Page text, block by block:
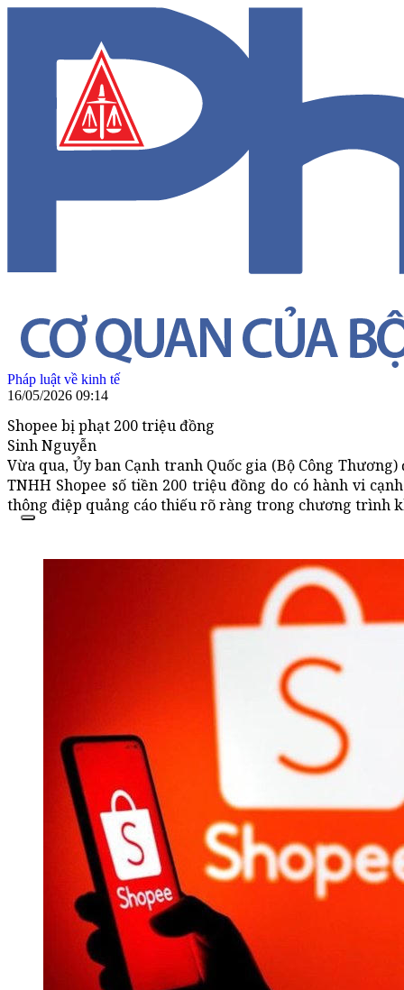
Pháp luật về kinh tế
16/05/2026 09:14
Shopee bị phạt 200 triệu đồng
Sinh Nguyễn
Vừa qua, Ủy ban Cạnh tranh Quốc gia (Bộ Công
TNHH Shopee số tiền 200 triệu đồng do có hành vi
thông điệp quảng cáo thiếu rõ ràng trong chương trình